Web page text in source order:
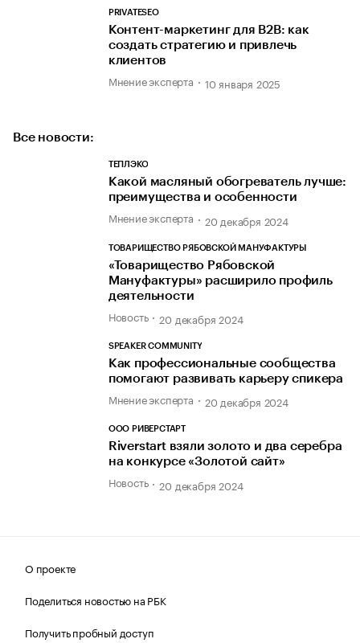
PRIVATESEO
Контент-маркетинг для В2В: как
создать стратегию и привлечь
клиентов
Мнение эксперта 10 января 2025
Все новости:
ТЕПЛЭКО
Какой масляный обогреватель лучше:
преимущества и особенности
Мнение эксперта 20 декабря 2024
ТОВАРИЩЕСТВО РЯБОВСКОЙ МАНУФАКТУРЫ
«Товарищество Рябовской
Мануфактуры» расширило профиль
деятельности
Новость 20 декабря 2024
SPEAKER COMMUNITY
Как профессиональные сообщества
помогают развивать карьеру спикера
Мнение эксперта 20 декабря 2024
ООО РИВЕРСТАРТ
Riverstart взяли золото и два серебра
на конкурсе «Золотой сайт»
Новость 20 декабря 2024
О проекте
Поделиться новостью на РБК
Получить пробный доступ